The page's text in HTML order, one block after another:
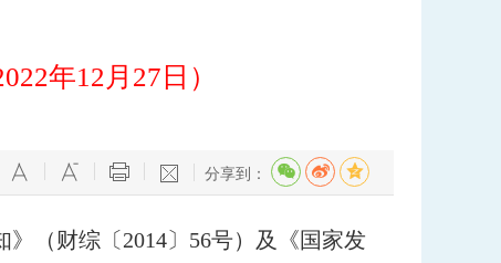
年12月27日）
分享到：
（财综〔2014〕56号）及《国家发